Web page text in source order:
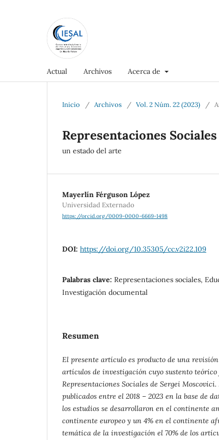
Actual Archivos Acerca de
Inicio / Archivos / Vol. 2 Núm. 22 (2023) /
Representaciones Sociales
un estado del arte
Mayerlín Férguson López
Universidad Externado
https://orcid.org/0009-0000-6669-1498
DOI: https://doi.org/10.35305/cc.v2i22.109
Palabras clave: Representaciones sociales,
Investigación documental
Resumen
El presente artículo es producto de una
artículos de investigación cuyo sustento
Representaciones Sociales de Sergei
publicados entre el 2018 – 2023 en la base de
los estudios se desarrollaron en el continente
continente europeo y un 4% en el continente
temática de la investigación el 70% de los